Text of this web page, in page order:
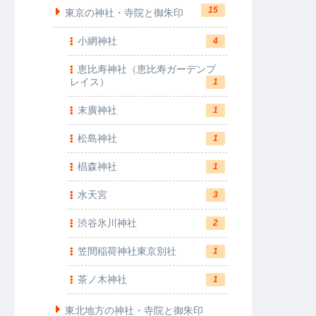
東京の神社・寺院と御朱印 15
小網神社 4
恵比寿神社（恵比寿ガーデンプ
レイス）
1
末廣神社 1
松島神社 1
椙森神社 1
水天宮 3
渋谷氷川神社 2
笠間稲荷神社東京別社 1
茶ノ木神社 1
東北地方の神社・寺院と御朱印